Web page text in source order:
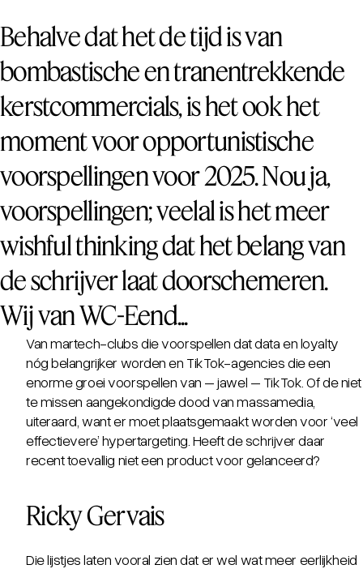
Behalve dat het de tijd is van
bombastische en tranentrekkende
kerstcommercials, is het ook het
moment voor opportunistische
voorspellingen voor 2025. Nou ja,
voorspellingen; veelal is het meer
wishful thinking dat het belang van
de schrijver laat doorschemeren.
Wij van WC-Eend...
Van martech-clubs die voorspellen dat data en loyalty
nóg belangrijker worden en TikTok-agencies die een
enorme groei voorspellen van – jawel – TikTok. Of de niet
te missen aangekondigde dood van massamedia,
uiteraard, want er moet plaatsgemaakt worden voor ‘veel
effectievere’hypertargeting . Heeft de schrijver daar
recent toevallig niet een product voor gelanceerd?
Ricky Gervais
Die lijstjes laten vooral zien dat er wel wat meer eerlijkheid